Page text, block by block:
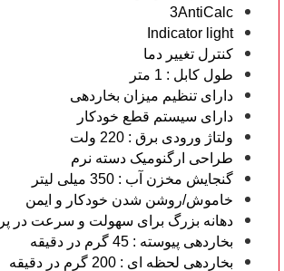
3AntiCalc
Indicator light
کنترل تغییر دما
طول کابل : 1 متر
دارای تنظیم میزان بخاردهی
دارای سیستم قطع خودکار
ولتاژ ورودی برق : 220 ولت
طراحی ارگنومیک دسته نرم
گنجایش مخزن آب : 350 میلی لیتر
خاموش/روشن شدن خودکار و ایمن
دهانه بزرگ برای سهولت و سرعت در پر
بخاردهی پیوسته : 45 گرم در دقیقه
بخاردهی لحظه ای : 200 گرم در دقیقه